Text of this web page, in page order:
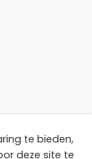
te bieden,
deze site te